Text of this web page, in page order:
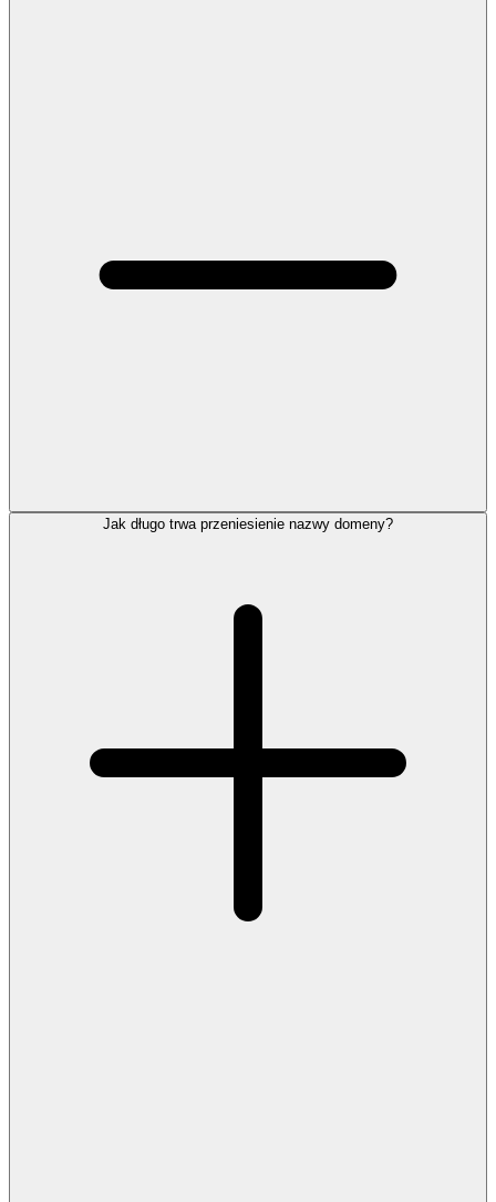
Jak długo trwa przeniesienie nazwy domeny?